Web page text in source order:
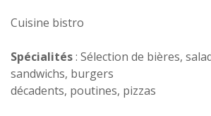
Cuisine bistro
Spécialités: Sélection de bières,
sandwichs, burgers
décadents, poutines, pizzas